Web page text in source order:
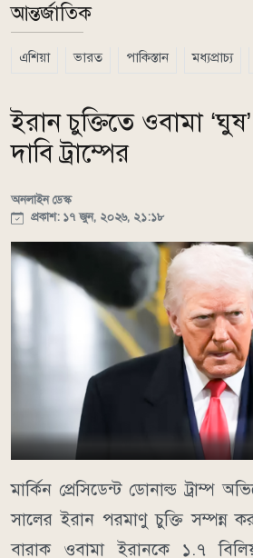
আন্তর্জাতিক
এশিয়া ভারত পাকিস্তান মধ্যপ্রাচ্য
ইরান চুক্তিতে ওবামা
দাবি ট্রাম্পের
অনলাইন ডেস্ক
প্রকাশ: ১৭ জুন, ২০২৬, ২১:১৮
মার্কিন প্রেসিডেন্ট ডোনাল্ড ট্রাম্প
সালের ইরান পরমাণু চুক্তি সম্পন্ন
বারাক ওবামা ইরানকে ১.৭